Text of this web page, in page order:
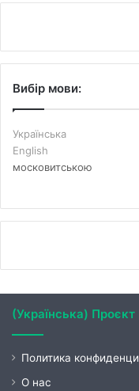
Вибір мови:
Українська
English
московитською
(Українська)
Политика
О нас